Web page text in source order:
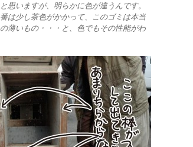
思いますが、明らかに色が違うんです。
は少し茶色がかかって、このゴミは本当
薄いもの・・・と、色でもその性能がわ